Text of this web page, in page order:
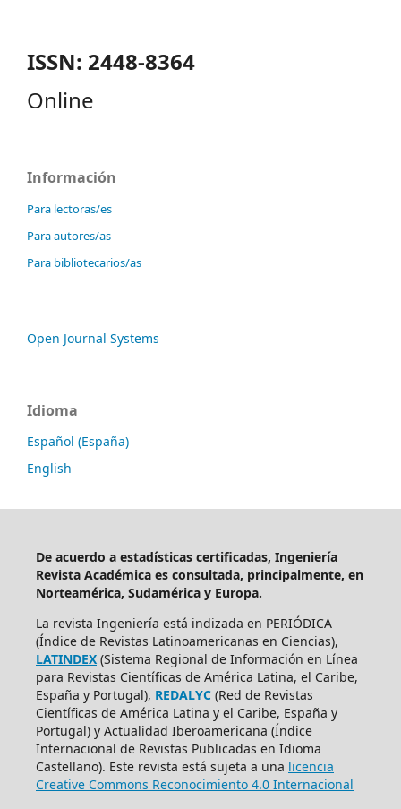
ISSN: 2448-8364
Online
Información
Para lectoras/es
Para autores/as
Para bibliotecarios/as
Open Journal Systems
Idioma
Español (España)
English
De acuerdo a estadísticas certificadas, Ingeniería
Revista Académica es consultada, principalmente, en
Norteamérica, Sudamérica y Europa.
La revista Ingeniería está indizada en PERIÓDICA
(Índice de Revistas Latinoamericanas en Ciencias),
LATINDEX (Sistema Regional de Información en Línea
para Revistas Científicas de América Latina, el Caribe,
España y Portugal), REDALYC (Red de Revistas
Científicas de América Latina y el Caribe, España y
Portugal) y Actualidad Iberoamericana (Índice
Internacional de Revistas Publicadas en Idioma
Castellano). Este revista está sujeta a una licencia
Creative Commons Reconocimiento 4.0 Internacional